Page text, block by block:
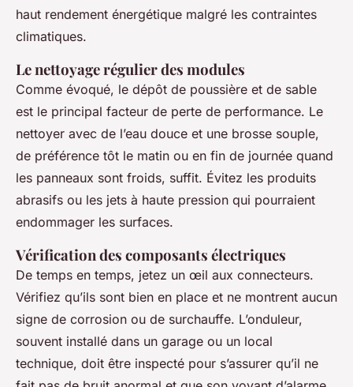
haut rendement énergétique malgré les contraintes
climatiques.
Le nettoyage régulier des modules
Comme évoqué, le dépôt de poussière et de sable
est le principal facteur de perte de performance. Le
nettoyer avec de l’eau douce et une brosse souple,
de préférence tôt le matin ou en fin de journée quand
les panneaux sont froids, suffit. Évitez les produits
abrasifs ou les jets à haute pression qui pourraient
endommager les surfaces.
Vérification des composants électriques
De temps en temps, jetez un œil aux connecteurs.
Vérifiez qu’ils sont bien en place et ne montrent aucun
signe de corrosion ou de surchauffe. L’onduleur,
souvent installé dans un garage ou un local
technique, doit être inspecté pour s’assurer qu’il ne